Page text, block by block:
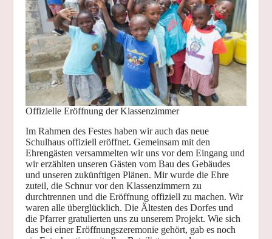
Offizielle Eröffnung der Klassenzimmer
Im Rahmen des Festes haben wir auch das neue
Schulhaus offiziell eröffnet. Gemeinsam mit den
Ehrengästen versammelten wir uns vor dem Eingang und
wir erzählten unseren Gästen vom Bau des Gebäudes
und unseren zukünftigen Plänen. Mir wurde die Ehre
zuteil, die Schnur vor den Klassenzimmern zu
durchtrennen und die Eröffnung offiziell zu machen. Wir
waren alle überglücklich. Die Ältesten des Dorfes und
die Pfarrer gratulierten uns zu unserem Projekt. Wie sich
das bei einer Eröffnungszeremonie gehört, gab es noch